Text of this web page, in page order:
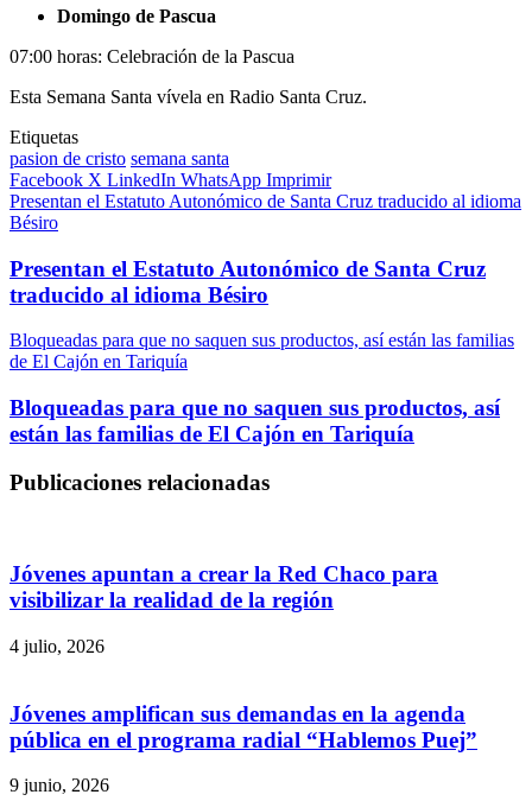
Domingo de Pascua
07:00 horas: Celebración de la Pascua
Esta Semana Santa vívela en Radio Santa Cruz.
Etiquetas
pasion de cristo semana santa
Facebook X LinkedIn WhatsApp Imprimir
Presentan el Estatuto Autonómico de Santa Cruz traducido al idioma
Bésiro
Presentan el Estatuto Autonómico de Santa Cruz
traducido al idioma Bésiro
Bloqueadas para que no saquen sus productos, así están las familias
de El Cajón en Tariquía
Bloqueadas para que no saquen sus productos, así
están las familias de El Cajón en Tariquía
Publicaciones relacionadas
Jóvenes apuntan a crear la Red Chaco para
visibilizar la realidad de la región
4 julio, 2026
Jóvenes amplifican sus demandas en la agenda
pública en el programa radial “Hablemos Puej”
9 junio, 2026